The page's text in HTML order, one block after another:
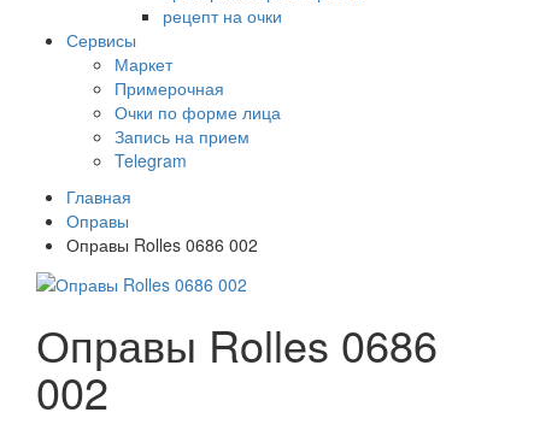
рецепт на очки
Сервисы
Маркет
Примерочная
Очки по форме лица
Запись на прием
Telegram
Главная
Оправы
Оправы Rolles 0686 002
Оправы Rolles 0686
002